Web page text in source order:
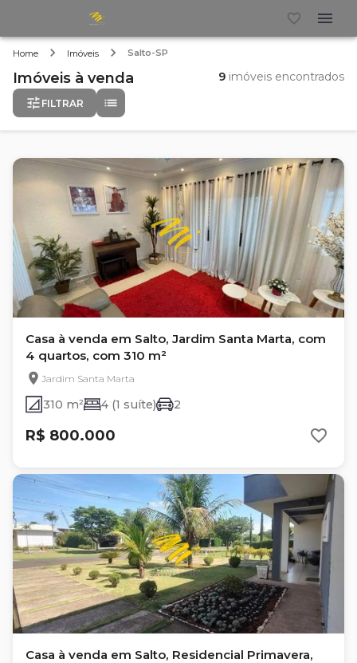
Home Imóveis Salto-SP
Imóveis à venda 9 imóveis encontrados
FILTRAR
Casa à venda em Salto, Jardim Santa Marta, com
4 quartos, com 310 m²
Jardim Santa Marta
310 m² 4 (1 suíte) 2
R$ 800.000
Casa à venda em Salto, Residencial Primavera,